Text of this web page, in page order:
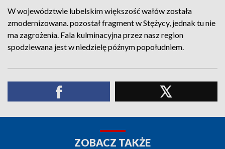
W województwie lubelskim większość wałów została
zmodernizowana. pozostał fragment w Stężycy, jednak tu nie
ma zagrożenia. Fala kulminacyjna przez nasz region
spodziewana jest w niedzielę późnym popołudniem.
ZOBACZ TAKŻE